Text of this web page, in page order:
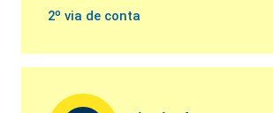
2º via de conta